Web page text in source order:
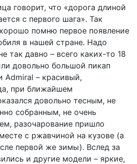
говорит, что «дорога длиной
с первого шага». Так
помню первое появление
в нашей стране. Надо
так давно – всего каких-то 18
довольно большой пикап
Admiral – красивый,
при ближайшем
довольно тесным, не
собранным, не очень
разочарование пришло
с ржавчиной на кузове (а
первой же зимы). Вслед за
и другие модели – яркие,